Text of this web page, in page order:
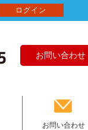
お問い合わせ
お問い合わせ
ログイン